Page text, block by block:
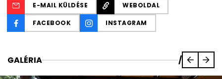
E-MAIL KÜLDÉSE WEBOLDAL
FACEBOOK INSTAGRAM
GALÉRIA /